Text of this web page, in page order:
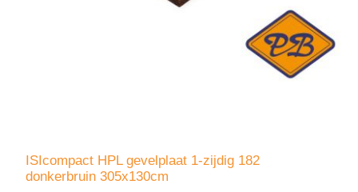
ISIcompact HPL gevelplaat 1-zijdig 182
donkerbruin 305x130cm